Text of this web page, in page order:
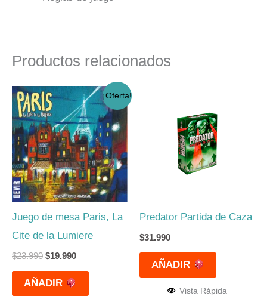
Productos relacionados
¡Oferta!
Juego de mesa Paris, La
Cite de la Lumiere
$23.990
El
precio
original
era:
$23.990.
$19.990
El
precio
actual
es:
$19.990.
AÑADIR
Predator Partida de Caza
$31.990
AÑADIR
Vista Rápida